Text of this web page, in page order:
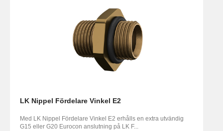
LK Nippel Fördelare Vinkel E2
Med LK Nippel Fördelare Vinkel E2 erhålls en extra utvändig
G15 eller G20 Eurocon anslutning på LK F...